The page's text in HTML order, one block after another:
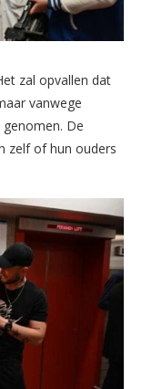
zal opvallen dat
vanwege
De
zelf of hun ouders